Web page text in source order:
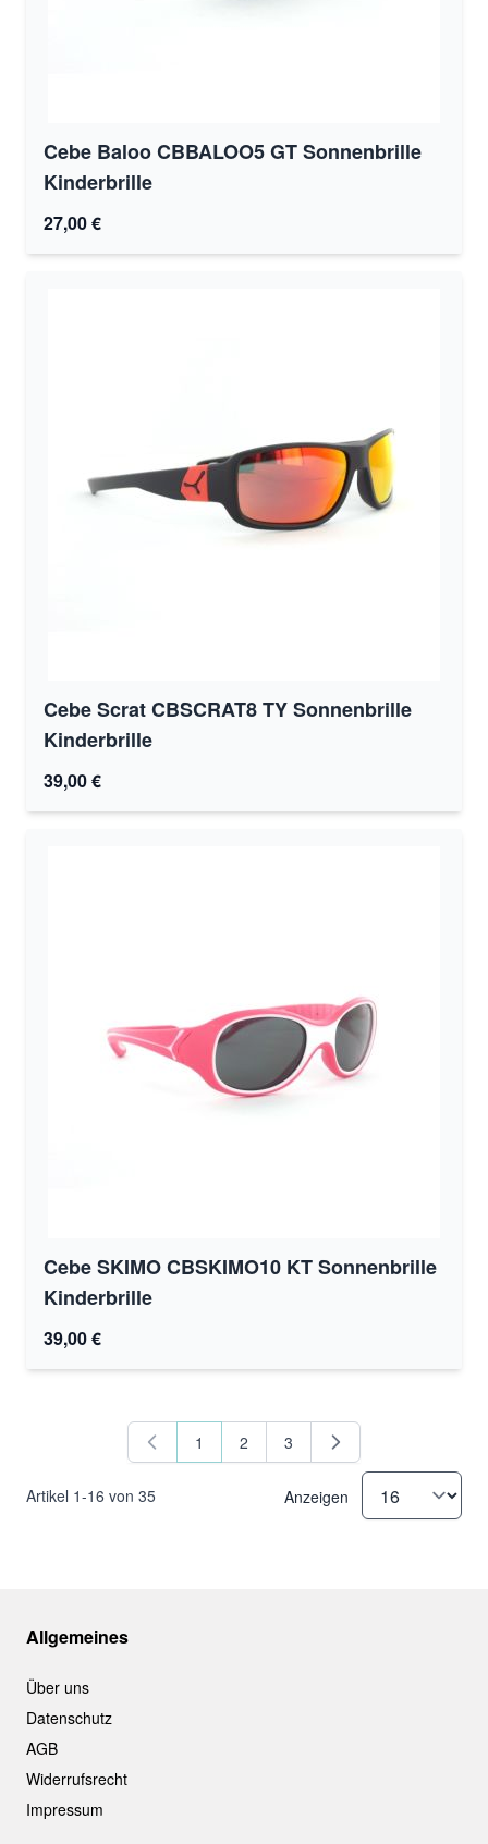
Cebe Baloo CBBALOO5 GT Sonnenbrille
Kinderbrille
27,00 €
Cebe Scrat CBSCRAT8 TY Sonnenbrille
Kinderbrille
39,00 €
Cebe SKIMO CBSKIMO10 KT Sonnenbrille
Kinderbrille
39,00 €
Artikel 1-16 von 35
Sie lesen gerade Seite
1 Seite
2 Seite
3
Anzeigen
Allgemeines
Über uns
Datenschutz
AGB
Widerrufsrecht
Impressum